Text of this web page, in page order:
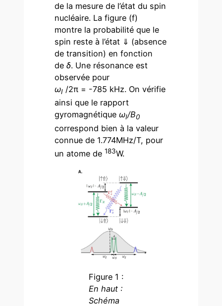
de la mesure de l’état du spin
nucléaire. La figure (f)
montre la probabilité que le
spin reste à l’état ⇓ (absence
de transition) en fonction
deδ. Une résonance est
observée pour
ωI /2π = -785 kHz. On vérifie
ainsi que le rapport
gyromagnétiqueωI/B0
correspond bien à la valeur
connue de 1.774MHz/T, pour
un atome de 183W.
Figure 1 :
En haut :
Schéma